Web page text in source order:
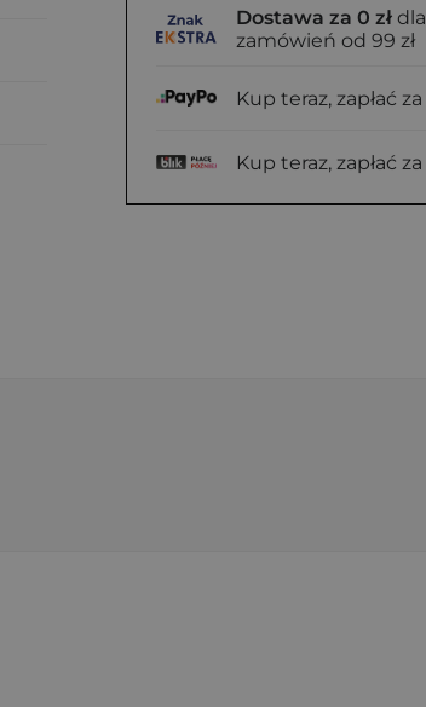
Dostawa za 0 zł dla
zamówień od 99 zł
Kup teraz, zapłać za
Kup teraz, zapłać za